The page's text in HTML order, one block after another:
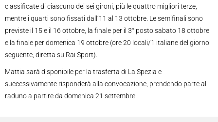
classificate di ciascuno dei sei gironi, più le quattro migliori terze,
mentre i quarti sono fissati dall’11 al 13 ottobre. Le semifinali sono
previste il 15 e il 16 ottobre, la finale per il 3° posto sabato 18 ottobre
e la finale per domenica 19 ottobre (ore 20 locali/1 italiane del giorno
seguente, diretta su Rai Sport).
Mattia sarà disponibile per la trasferta di La Spezia e
successivamente risponderà alla convocazione, prendendo parte al
raduno a partire da domenica 21 settembre.